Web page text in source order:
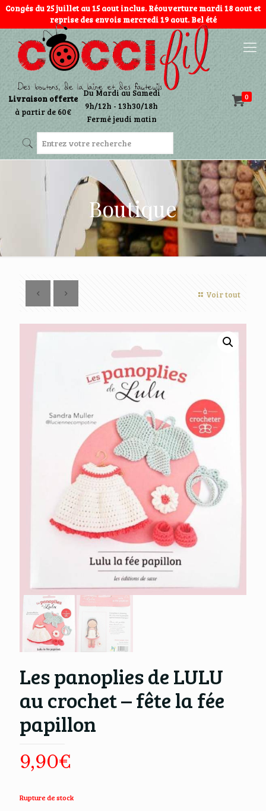
Congés du 25 juillet au 15 aout inclus. Réouverture mardi 18 aout et
reprise des envois mercredi 19 aout. Bel été
0
Livraison offerte
à partir de 60€
Du Mardi au Samedi
9h/12h - 13h30/18h
Fermé jeudi matin
Boutique
Voir tout
Les panoplies de LULU
au crochet – fête la fée
papillon
9,90€
Rupture de stock